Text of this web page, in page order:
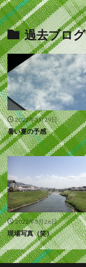
過去ブログ
2022年5月29日
暑い夏の予感
2022年5月26日
現場写真（笑）